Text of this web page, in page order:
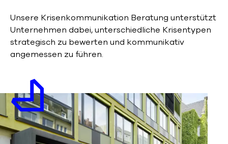
Unsere Krisenkommunikation Beratung unterstützt
Unternehmen dabei, unterschiedliche Krisentypen
strategisch zu bewerten und kommunikativ
angemessen zu führen.